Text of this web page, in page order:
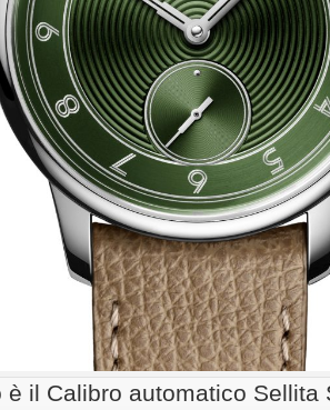
è il Calibro automatico Sellita